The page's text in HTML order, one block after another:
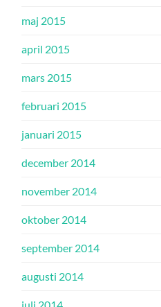
maj 2015
april 2015
mars 2015
februari 2015
januari 2015
december 2014
november 2014
oktober 2014
september 2014
augusti 2014